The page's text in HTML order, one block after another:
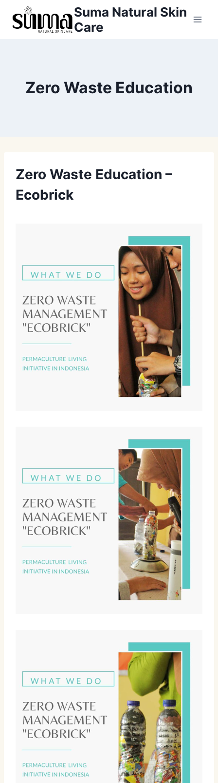
Suma Natural Skin
Care
Zero Waste Education
Zero Waste Education –
Ecobrick